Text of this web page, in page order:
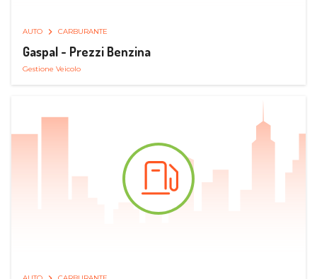
AUTO CARBURANTE
Gaspal - Prezzi Benzina
Gestione Veicolo